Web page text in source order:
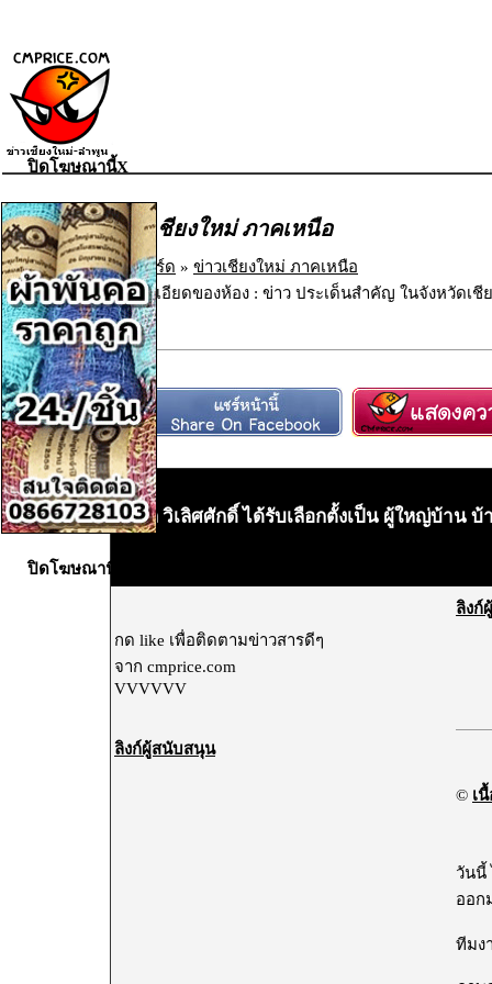
ข่าวเชียงใหม่ ภาคเหนือ
เว็บบอร์ด » ข่าวเชียงใหม่ ภาคเหนือ
รายละเอียดของห้อง : ข่าว ประเด็นสำคัญ ในจังหวัดเชี
เหนือ
•กมล วิเลิศศักดิ์ ได้รับเลือกตั้งเป็น ผู้ใหญ่บ้าน
กด like เพื่อติดตามข่าวสารดีๆ
จาก cmprice.com
VVVVVV
ลิงก์ผู้สนับสนุน
ลิงก์
© เ
วันนี้
ออก
ทีมง
ปิดโฆษณานี้X
ปิดโฆษณานี้X